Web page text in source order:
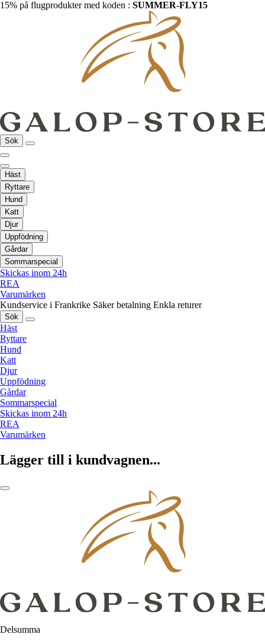
15% på flugprodukter med koden : SUMMER-FLY15
Sök
Häst
Ryttare
Hund
Katt
Djur
Uppfödning
Gårdar
Sommarspecial
Skickas inom 24h
REA
Varumärken
Kundservice i Frankrike Säker betalning Enkla returer
Sök
Häst
Ryttare
Hund
Katt
Djur
Uppfödning
Gårdar
Sommarspecial
Skickas inom 24h
REA
Varumärken
Lägger till i kundvagnen...
Delsumma